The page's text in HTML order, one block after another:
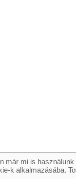
már mi is
k alkalmazásába.